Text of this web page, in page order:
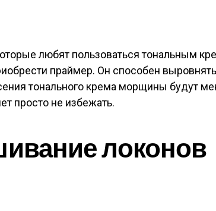
любят пользоваться тональным
праймер. Он способен
тонального крема морщины будут
просто не избежать.
локонов